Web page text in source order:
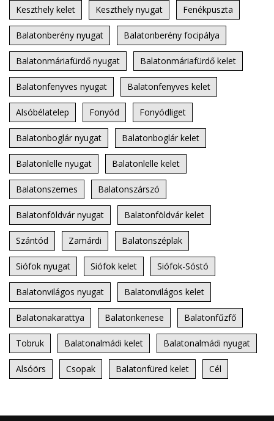
Keszthely kelet Keszthely nyugat Fenékpuszta
Balatonberény nyugat Balatonberény focipálya
Balatonmáriafürdő nyugat Balatonmáriafürdő kelet
Balatonfenyves nyugat Balatonfenyves kelet
Alsóbélatelep Fonyód Fonyódliget
Balatonboglár nyugat Balatonboglár kelet
Balatonlelle nyugat Balatonlelle kelet
Balatonszemes Balatonszárszó
Balatonföldvár nyugat Balatonföldvár kelet
Szántód Zamárdi Balatonszéplak
Siófok nyugat Siófok kelet Siófok-Sóstó
Balatonvilágos nyugat Balatonvilágos kelet
Balatonakarattya Balatonkenese Balatonfűzfő
Tobruk Balatonalmádi kelet Balatonalmádi nyugat
Alsóörs Csopak Balatonfüred kelet Cél